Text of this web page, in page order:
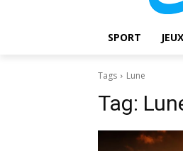
SPORT
Tags Lune
Tag: